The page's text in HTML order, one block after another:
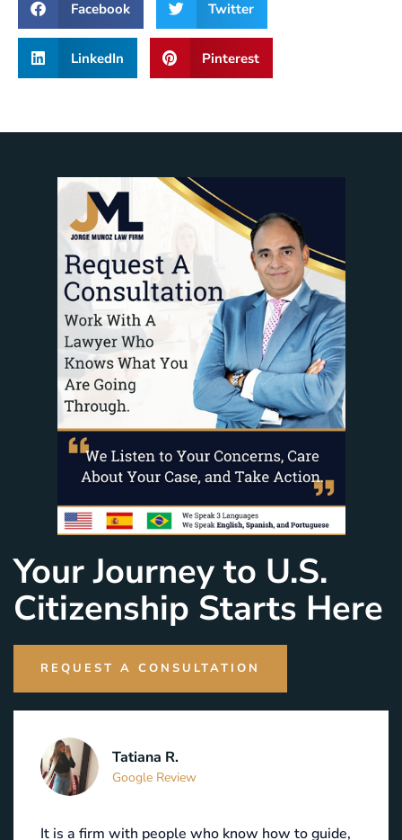
Facebook Twitter
LinkedIn Pinterest
Your Journey to U.S.
Citizenship Starts Here
REQUEST A CONSULTATION
Tatiana R.
Google Review
It is a firm with people who know how to guide,